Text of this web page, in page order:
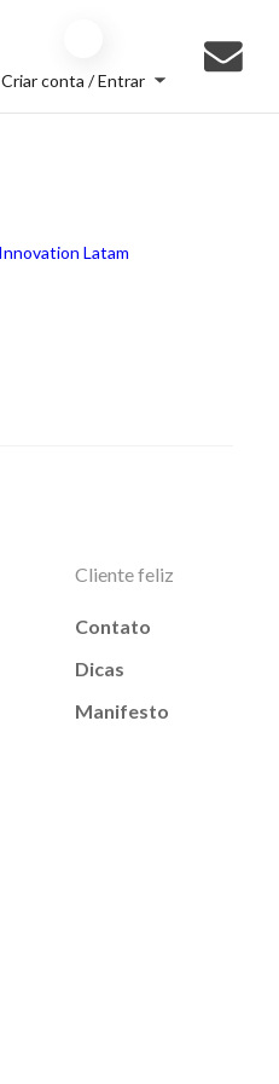
Criar conta / Entrar
Cliente feliz
Contato
Dicas
Manifesto